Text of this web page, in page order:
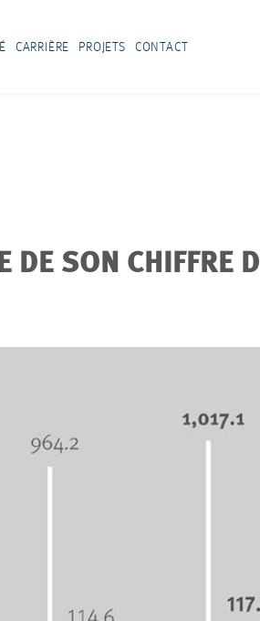
CARRIÈRE PROJETS CONTACT
SON CHIFFRE